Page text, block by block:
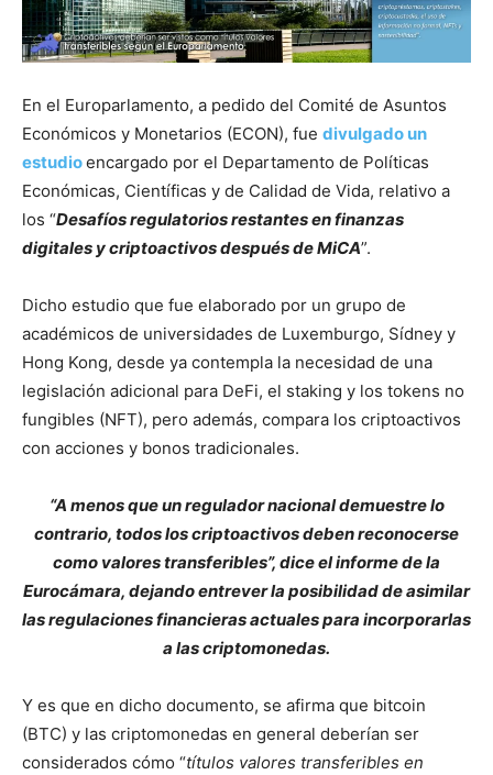
En el Europarlamento, a pedido del Comité de Asuntos
Económicos y Monetarios (ECON), fue divulgado un
estudioencargado por el Departamento de Políticas
Económicas, Científicas y de Calidad de Vida, relativo a
los “Desafíos regulatorios restantes en finanzas
digitales y criptoactivos después de MiCA”.
Dicho estudio que fue elaborado por un grupo de
académicos de universidades de Luxemburgo, Sídney y
Hong Kong, desde ya contempla la necesidad de una
legislación adicional para DeFi, el staking y los tokens no
fungibles (NFT), pero además, compara los criptoactivos
con acciones y bonos tradicionales.
“A menos que un regulador nacional demuestre lo
contrario, todos los criptoactivos deben reconocerse
como valores transferibles”, dice el informe de la
Eurocámara, dejando entrever la posibilidad de asimilar
las regulaciones financieras actuales para incorporarlas
a las criptomonedas.
Y es que en dicho documento, se afirma que bitcoin
(BTC) y las criptomonedas en general deberían ser
considerados cómo “títulos valores transferibles en